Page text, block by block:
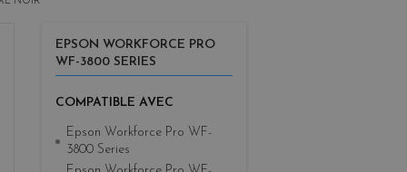
EPSON WORKFORCE PRO
WF-3800 SERIES
COMPATIBLE AVEC
Epson Workforce Pro WF-
3800 Series